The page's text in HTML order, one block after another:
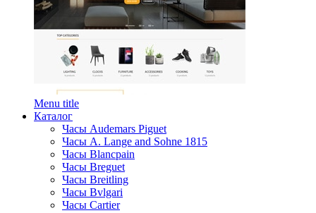
Menu title
Каталог
Часы Audemars Piguet
Часы A. Lange and Sohne 1815
Часы Blancpain
Часы Breguet
Часы Breitling
Часы Bvlgari
Часы Cartier